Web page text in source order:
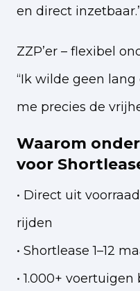
en direct
ZZP’er – flexibel
“Ik wilde geen
me precies de
Waarom
voor
• Direct uit
rijden
• Shortlease 1–12
• 1.000+